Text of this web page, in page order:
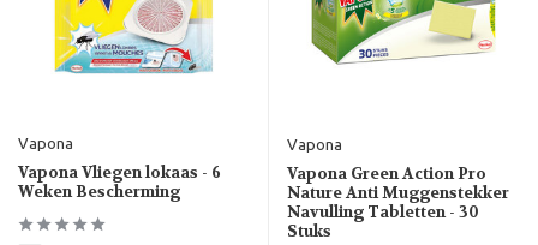
Vapona
Vapona Vliegen lokaas - 6
Weken Bescherming
Vapona
Vapona Green Action Pro
Nature Anti Muggenstekker
Navulling Tabletten - 30
Stuks